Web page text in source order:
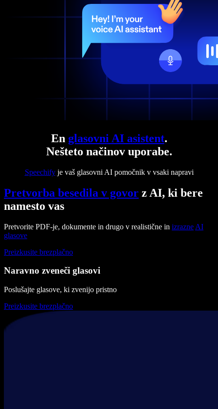
En glasovni AI asistent.
Nešteto načinov uporabe.
Speechifyje vaš glasovni AI pomočnik v vsaki napravi
Pretvorba besedila v govor z AI, ki bere
namesto vas
Pretvorite PDF-je, dokumente in drugo v realistične in izrazne AI
glasove
Preizkusite brezplačno
Naravno zveneči glasovi
Poslušajte glasove, ki zvenijo pristno
Preizkusite brezplačno